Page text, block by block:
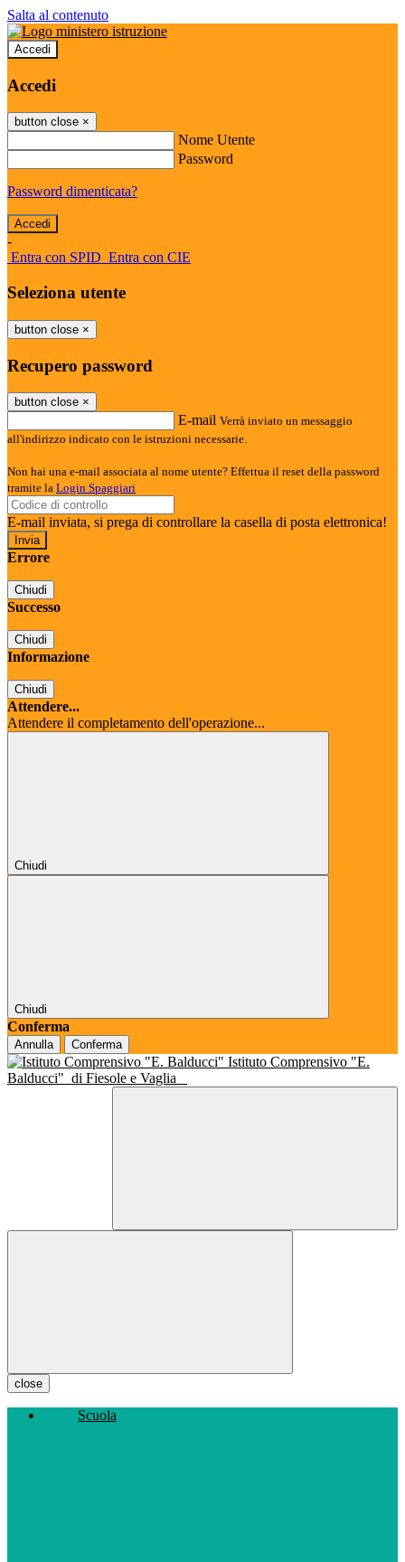
Salta al contenuto
Accedi
Accedi
button close ×
Nome Utente
Password
Password dimenticata?
-
Entra con SPID Entra con CIE
Seleziona utente
button close ×
Recupero password
button close ×
E-mail Verrà inviato un messaggio
all'indirizzo indicato con le istruzioni necessarie.
Non hai una e-mail associata al nome utente? Effettua il reset della password
tramite la Login Spaggiari
E-mail inviata, si prega di controllare la casella di posta elettronica!
Errore
Chiudi
Successo
Chiudi
Informazione
Chiudi
Attendere...
Attendere il completamento dell'operazione...
Chiudi
Chiudi
Conferma
Annulla Conferma
Istituto Comprensivo "E.
Balducci" di Fiesole e Vaglia
close
Scuola